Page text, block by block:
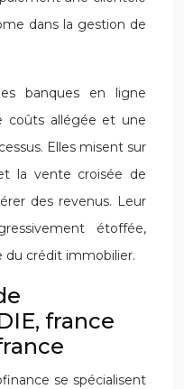
dans la gestion de
banques en ligne
coûts allégée et une
Elles misent sur
la vente croisée de
des revenus. Leur
étoffée,
crédit immobilier.
france
se spécialisent